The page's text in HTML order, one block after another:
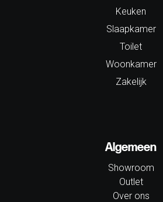
Keuken
Slaapkamer
Toilet
Woonkamer
Zakelijk
Algemeen
Showroom
Outlet
Over ons